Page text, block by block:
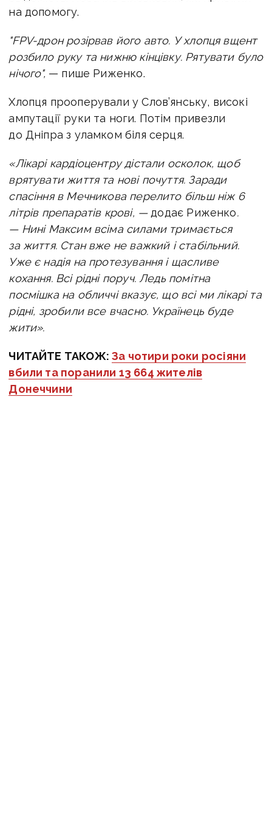
на допомогу.
"FPV-дрон розірвав його авто. У хлопця вщент
розбило руку та нижню кінцівку. Рятувати було
нічого", — пише Риженко.
Хлопця прооперували у Слов’янську, високі
ампутації руки та ноги. Потім привезли
до Дніпра з уламком біля серця.
«Лікарі кардіоцентру дістали осколок, щоб
врятувати життя та нові почуття. Заради
спасіння в Мечникова перелито більш ніж 6
літрів препаратів крові, — додає Риженко.
— Нині Максим всіма силами тримається
за життя. Стан вже не важкий і стабільний.
Уже є надія на протезування і щасливе
кохання. Всі рідні поруч. Ледь помітна
посмішка на обличчі вказує, що всі ми лікарі та
рідні, зробили все вчасно. Українець буде
жити».
ЧИТАЙТЕ ТАКОЖ:За чотири роки росіяни
вбили та поранили 13 664 жителів
Донеччини